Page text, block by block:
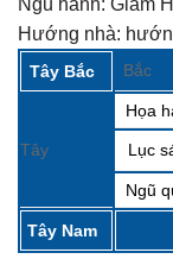
Ngũ hành: Giảm
Hướng nhà:
Tây Bắc Bắc
Tây
Họa
Lục
Ngũ
Tây Nam